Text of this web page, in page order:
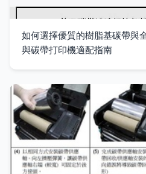
如何選擇優質的樹脂基碳帶與
與碳帶打印機適配指南